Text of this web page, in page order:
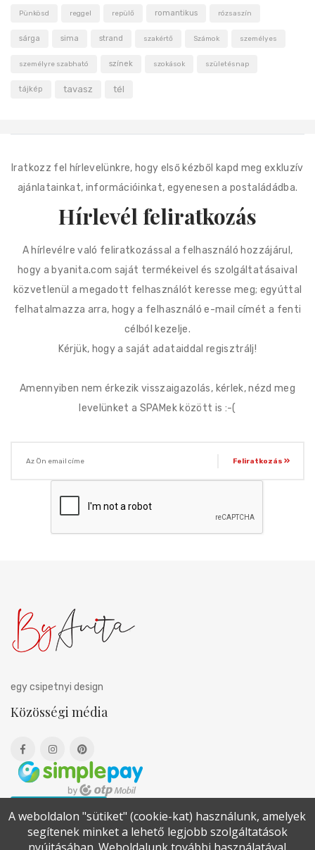
Pünkösd reggel repülő romantikus rózsaszín
sárga sima strand szakértő Számok személyes
személyre szabható színek szokások születésnap
tájkép tavasz tél
Iratkozz fel hírlevelünkre, hogy első kézből kapd meg exkluzív
ajánlatainkat, információinkat, egyenesen a postaládádba.
Hírlevél feliratkozás
A hírlevélre való feliratkozással a felhasználó hozzájárul,
hogy a byanita.com saját termékeivel és szolgáltatásaival
közvetlenül a megadott felhasználót keresse meg; egyúttal
felhatalmazza arra, hogy a felhasználó e-mail címét a fenti
célból kezelje.
Kérjük, hogy a saját adataiddal regisztrálj!
Amennyiben nem érkezik visszaigazolás, kérlek, nézd meg
levelünket a SPAMek között is :-(
Feliratkozás
egy csipetnyi design
Közösségi média
A weboldalon "sütiket" (cookie-kat) használunk, amelyek
segítenek minket a lehető legjobb szolgáltatások